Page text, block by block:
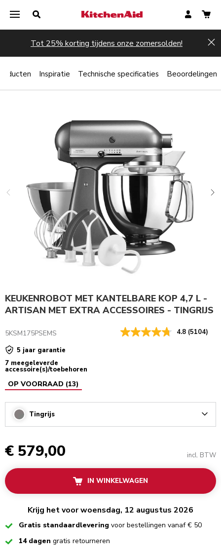
Tot 25% korting tijdens onze zomersolden!
KEUKENROBOT MET KANTELBARE KOP 4,7 L -
ARTISAN MET EXTRA ACCESSOIRES - TINGRIJS
5KSM175PSEMS 4.8 (5104)
5 jaar garantie
7 meegeleverde
accessoire(s)/toebehoren
OP VOORRAAD (13)
Tingrijs
€ 579,00 incl. BTW
IN WINKELWAGEN
Krijg het voor woensdag, 12 augustus 2026
CheckedGratis standaardlevering voor bestellingen vanaf € 50
Checked14 dagen gratis retourneren
Inspiratie Technische specificaties Beoordelingen